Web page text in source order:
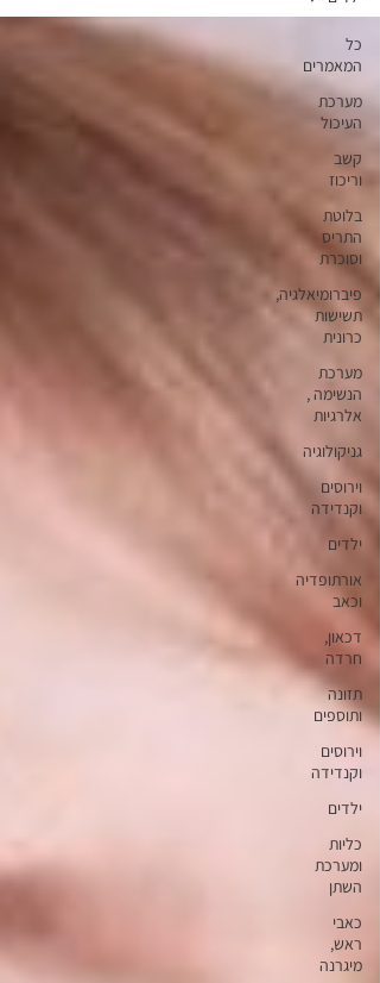
כל
המאמרים
מערכת
העיכול
קשב
וריכוז
בלוטת
התריס
וסוכרת
פיברומיאלגיה,
תשישות
כרונית
מערכת
הנשימה ,
אלרגיות
גניקולוגיה
וירוסים
וקנדידה
ילדים
אורתופדיה
וכאב
דכאון,
חרדה
תזונה
ותוספים
וירוסים
וקנדידה
ילדים
כליות
ומערכת
השתן
כאבי
ראש,
מיגרנה